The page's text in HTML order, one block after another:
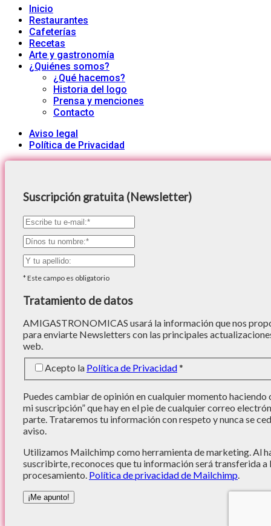
Inicio
Restaurantes
Cafeterías
Recetas
Arte y gastronomía
¿Quiénes somos?
¿Qué hacemos?
Historia del logo
Prensa y menciones
Contacto
Aviso legal
Política de Privacidad
Suscripción gratuita (Newsletter)
*Este campo es obligatorio
Tratamiento de datos
AMIGASTRONOMICAS usará la información que nos
para enviarte Newsletters con las principales
web.
Acepto la Política de Privacidad*
Puedes cambiar de opinión en cualquier momento haciendo
mi suscripción” que hay en el pie de cualquier correo
parte. Trataremos tu información con respeto y nunca se
aviso.
Utilizamos Mailchimp como herramienta de marketing. Al
suscribirte, reconoces que tu información será transferida
procesamiento. Política de privacidad de Mailchimp.